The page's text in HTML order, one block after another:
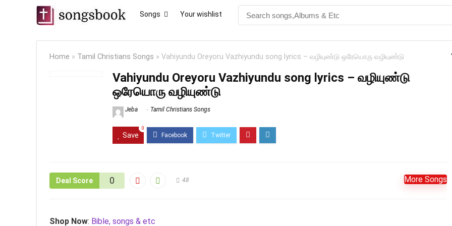
Songs Your wishlist
Home » Tamil Christians Songs » Vahiyundu Oreyoru Vazhiyundu song lyrics – வழியுண்டு ஒரேயொரு வழியுண்டு
Vahiyundu Oreyoru Vazhiyundu song lyrics – வழியுண்டு
ஒரேயொரு வழியுண்டு
Jeba Tamil Christians Songs
Save
0
Deal Score 0 48 More Songs
Shop Now: Bible, songs & etc